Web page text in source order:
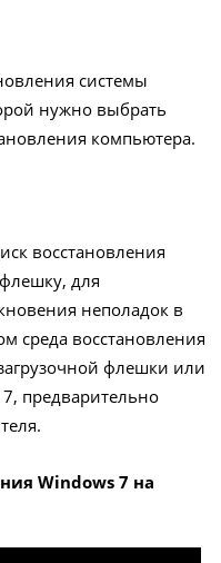
системы
нужно выбрать
компьютера.
восстановления
для
неполадок в
среда восстановления
флешки или
предварительно
Windows 7 на